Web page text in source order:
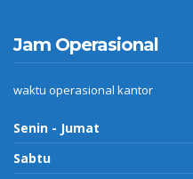
Jam Operasional
waktu operasional kantor
Senin - Jumat
Sabtu